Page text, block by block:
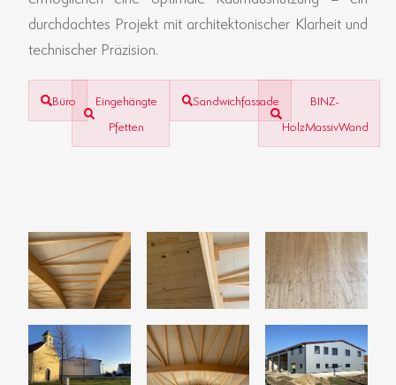
durchdachtes Projekt mit architektonischer Klarheit und
technischer Präzision.
Büro
Eingehängte
Pfetten
Sandwichfassade
BINZ-
HolzMassivWand